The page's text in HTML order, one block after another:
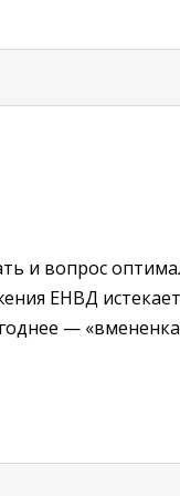
и вопрос
ЕНВД
—